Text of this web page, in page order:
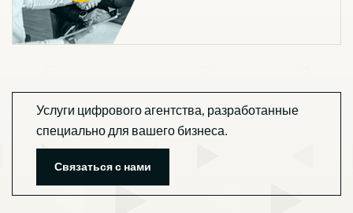
Услуги цифрового агентства, разработанные
специально для вашего бизнеса.
Связаться с нами